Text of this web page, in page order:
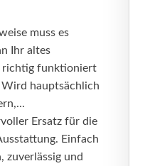
muss es
Ihr altes
richtig funktioniert
hauptsächlich
Ersatz für die
Einfach
zuverlässig und